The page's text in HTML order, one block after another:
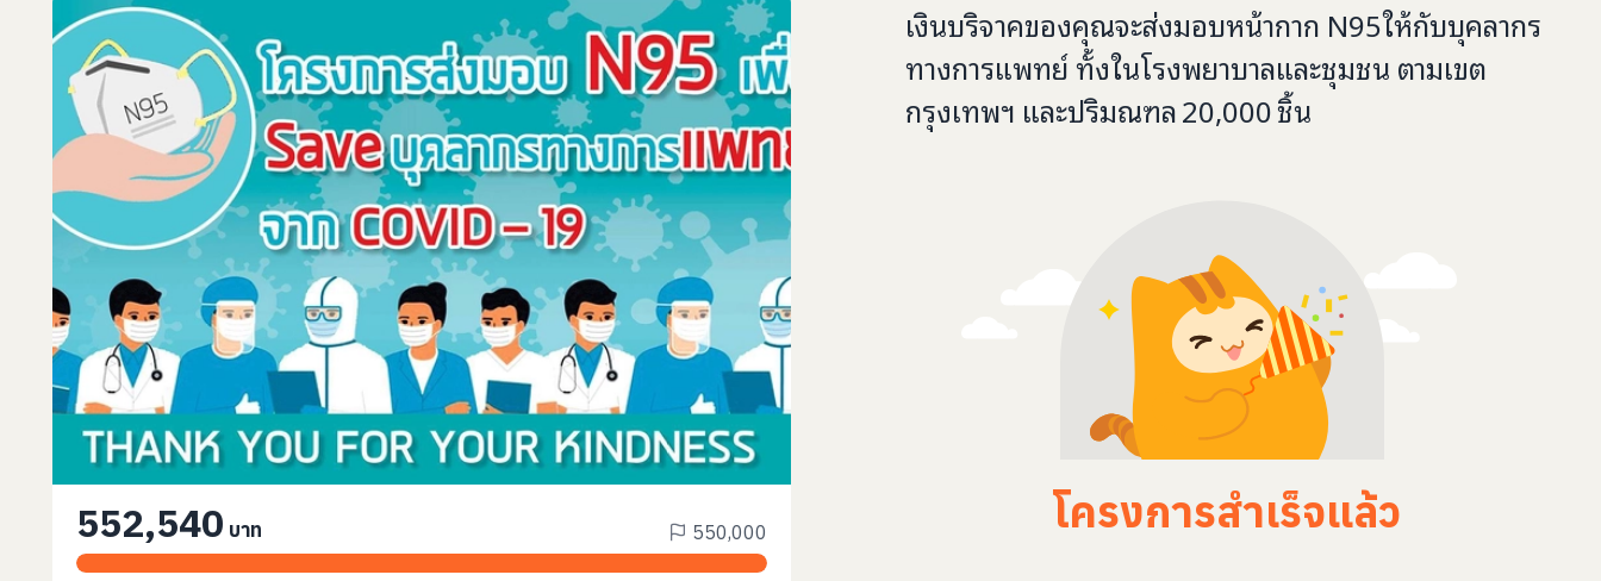
552,540 บาท 550,000
เงินบริจาคของคุณจะส่งมอบหน้ากาก N95ให้กับบุคลากร
ทางการแพทย์ ทั้งในโรงพยาบาลและชุมชน ตามเขต
กรุงเทพฯ และปริมณฑล20,000ชิ้น
โครงการสำเร็จแล้ว